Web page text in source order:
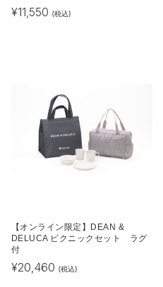
¥11,550 (税込)
【オンライン限定】DEAN &
DELUCA ピクニックセット ラグ
付
¥20,460 (税込)